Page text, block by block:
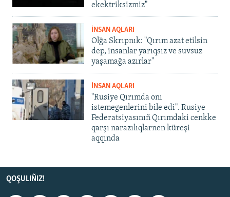
ekektriksizmiz"
İNSAN AQLARI
Olğa Skrıpnık: "Qırım azat etilsin
dep, insanlar yarıqsız ve suvsuz
yaşamağa azırlar"
İNSAN AQLARI
"Rusiye Qırımda onı
istemegenlerini bile edi". Rusiye
Federatsiyasınıñ Qırımdaki cenkke
qarşı narazılıqlarnen küreşi
aqqında
QOŞULIÑIZ!